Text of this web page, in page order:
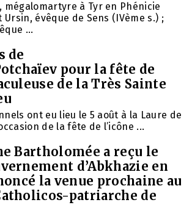
mégalomartyre à Tyr en Phénicie
Ursin, évêque de Sens (IVème s.) ;
...
de
pour la fête de
de la Très Sainte
ont eu lieu le 5 août à la Laure de
de la fête de l’icône ...
Bartholomée a reçu le
d’Abkhazie en
la venue prochaine au
patriarche de